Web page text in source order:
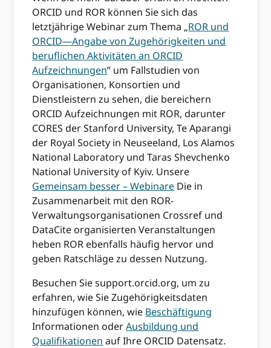
ORCID und ROR können Sie sich das
letztjährige Webinar zum Thema „ROR und
ORCID—Angabe von Zugehörigkeiten und
beruflichen Aktivitäten an ORCID
Aufzeichnungen” um Fallstudien von
Organisationen, Konsortien und
Dienstleistern zu sehen, die bereichern
ORCID Aufzeichnungen mit ROR, darunter
CORES der Stanford University, Te Aparangi
der Royal Society in Neuseeland, Los Alamos
National Laboratory und Taras Shevchenko
National University of Kyiv. Unsere
Gemeinsam besser – Webinare Die in
Zusammenarbeit mit den ROR-
Verwaltungsorganisationen Crossref und
DataCite organisierten Veranstaltungen
heben ROR ebenfalls häufig hervor und
geben Ratschläge zu dessen Nutzung.
Besuchen Sie support.orcid.org, um zu
erfahren, wie Sie Zugehörigkeitsdaten
hinzufügen können, wie Beschäftigung
Informationen oderAusbildung und
Qualifikationen auf Ihre ORCID Datensatz.